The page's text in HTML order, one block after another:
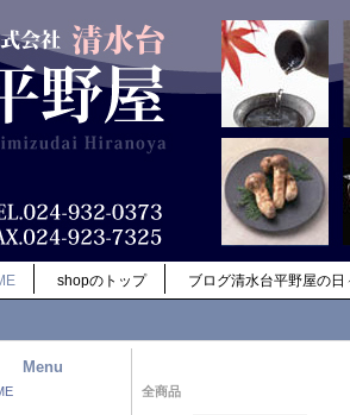
shopのトップ ブログ清水台平野屋の日
Menu
全商品